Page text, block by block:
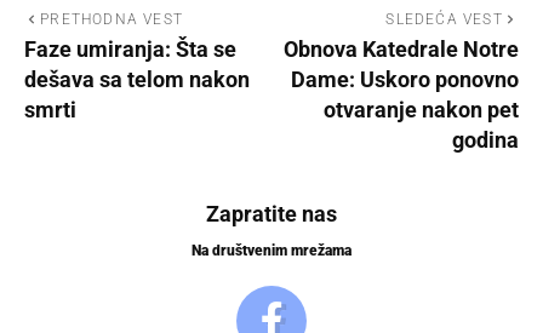
PRETHODNA VEST
Faze umiranja: Šta se
dešava sa telom nakon
smrti
SLEDEĆA VEST
Obnova Katedrale Notre
Dame: Uskoro ponovno
otvaranje nakon pet
godina
Zapratite nas
Na društvenim mrežama